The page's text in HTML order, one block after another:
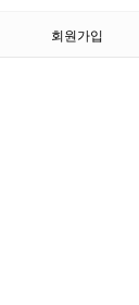
회원가입